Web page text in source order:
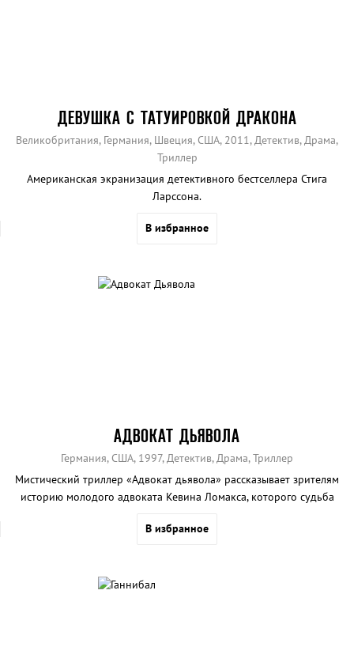
ДЕВУШКА С ТАТУИРОВКОЙ ДРАКОНА
Великобритания, Германия, Швеция, США, 2011, Детектив, Драма,
Триллер
Американская экранизация детективного бестселлера Стига
Ларссона.
В избранное
АДВОКАТ ДЬЯВОЛА
Германия, США, 1997, Детектив, Драма, Триллер
Мистический триллер «Адвокат дьявола» рассказывает зрителям
историю молодого адвоката Кевина Ломакса, которого судьба
В избранное